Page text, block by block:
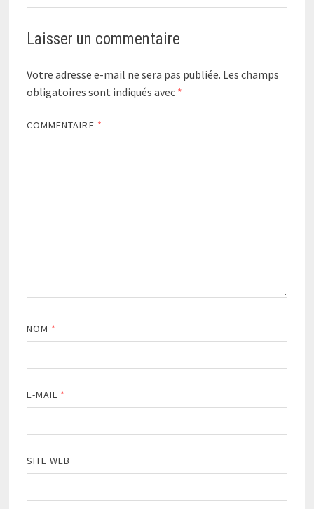
Laisser un commentaire
Votre adresse e-mail ne sera pas publiée. Les champs
obligatoires sont indiqués avec *
COMMENTAIRE *
NOM *
E-MAIL *
SITE WEB